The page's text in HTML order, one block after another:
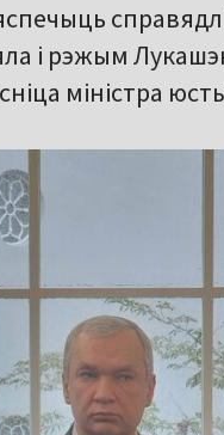
і рэжым
міністра